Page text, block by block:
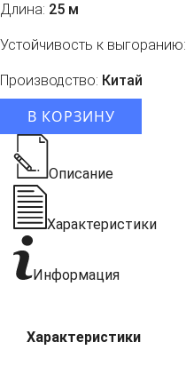
Длина: 25 м
Устойчивость к выгоранию:
Производство: Китай
В КОРЗИНУ
Описание
Характеристики
Информация
Характеристики